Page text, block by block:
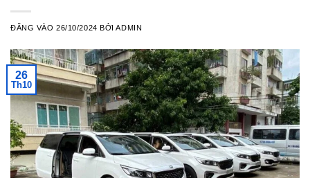
ĐĂNG VÀO26/10/2024 BỞIADMIN
26
Th10